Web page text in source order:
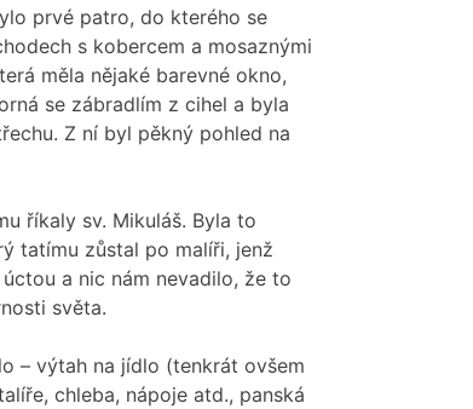
prvé patro, do kterého se
s kobercem a mosaznými
měla nějaké barevné okno,
se zábradlím z cihel a byla
Z ní byl pěkný pohled na
říkaly sv. Mikuláš. Byla to
tatímu zůstal po malíři, jenž
a nic nám nevadilo, že to
světa.
– výtah na jídlo (tenkrát ovšem
chleba, nápoje atd., panská